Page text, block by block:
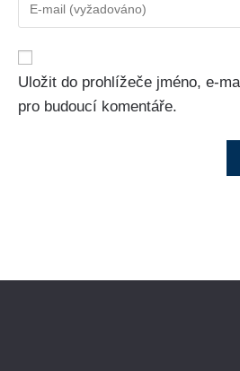
Uložit do prohlížeče jméno, e-
pro budoucí komentáře.